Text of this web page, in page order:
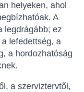
helyeken, ahol
A
legdrágább; ez
lefedettség, a
a hordozhatóság
a szerviztervtől,